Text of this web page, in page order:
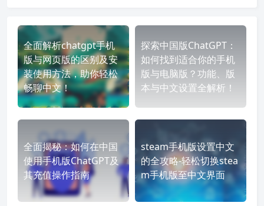
全面解析chatgpt手机
版与网页版的区别及安
装使用方法，助你轻松
畅聊中文！
探索中国版ChatGPT：
如何找到适合你的手机
版与电脑版？功能、版
本与中文设置全解析！
全面揭秘：如何在中国
使用手机版ChatGPT及
其充值操作指南
steam手机版设置中文
的全攻略-轻松切换stea
m手机版至中文界面